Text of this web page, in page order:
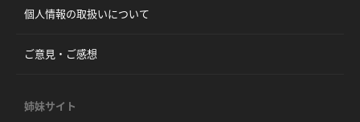
個人情報の取扱いについて
ご意見・ご感想
姉妹サイト